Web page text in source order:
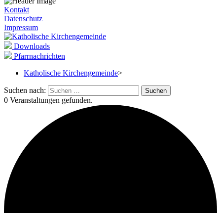
Kontakt
Datenschutz
Impressum
Downloads
Pfarrnachrichten
Katholische Kirchengemeinde>
Suchen nach:
0 Veranstaltungen gefunden.